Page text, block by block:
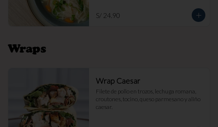
S/ 24.90
Wraps
Wrap Caesar
Filete de pollo en trozos, lechuga romana,
croutones, tocino, queso parmesano y aliño
caesar.